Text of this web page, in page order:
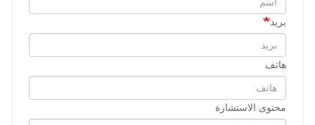
بريد
هاتف
محتوى الاستشارة